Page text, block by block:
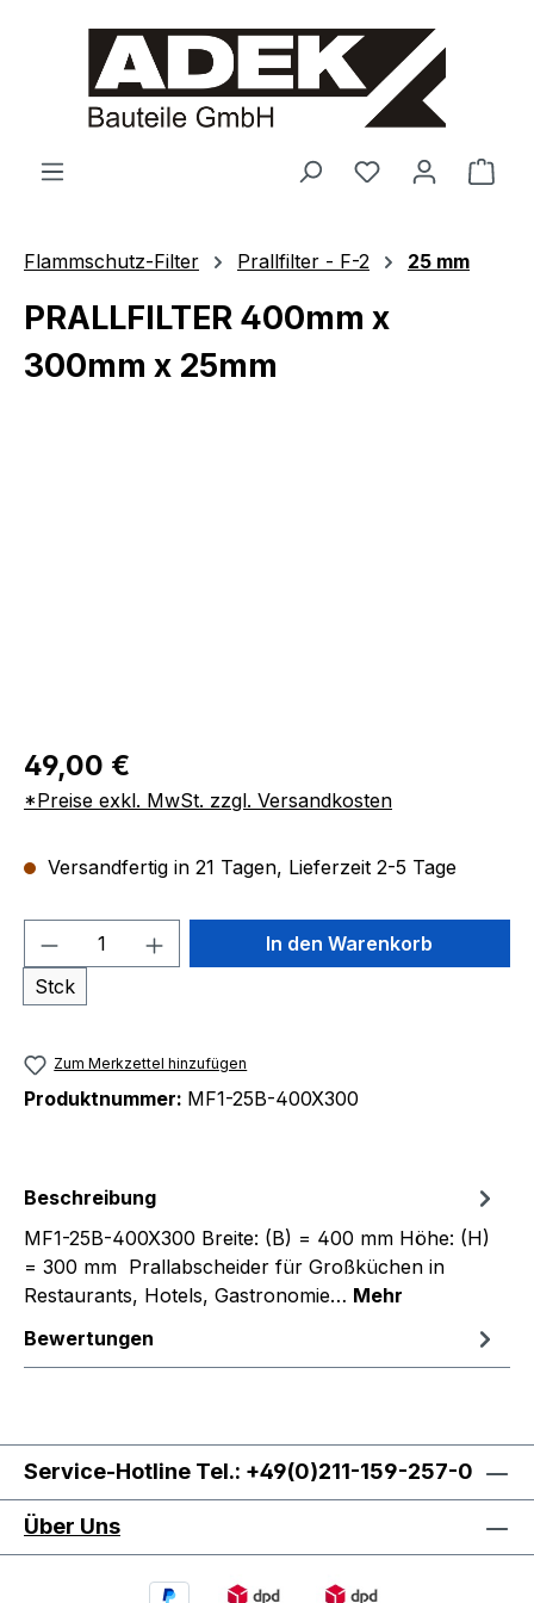
springen
Flammschutz-Filter Prallfilter - F-2 25 mm
PRALLFILTER 400mm x
300mm x 25mm
49,00 €
*Preise exkl. MwSt. zzgl. Versandkosten
Versandfertig in 21 Tagen, Lieferzeit 2-5 Tage
Produkt Anzahl: Gib den
Stck
In den Warenkorb
Zum Merkzettel hinzufügen
Produktnummer: MF1-25B-400X300
Beschreibung
MF1-25B-400X300 Breite: (B) = 400 mm Höhe: (H)
= 300 mm Prallabscheider für Großküchen in
Restaurants, Hotels, Gastronomie… Mehr
Bewertungen
Service-Hotline Tel.: +49(0)211-159-257-0
Über Uns